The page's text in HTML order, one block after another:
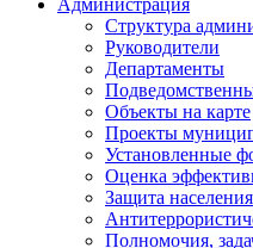
Администрация
Структура
Руководители
Департаменты
Объекты на карте
Проекты
Установленные
Оценка
Защита населения
Полномочия,